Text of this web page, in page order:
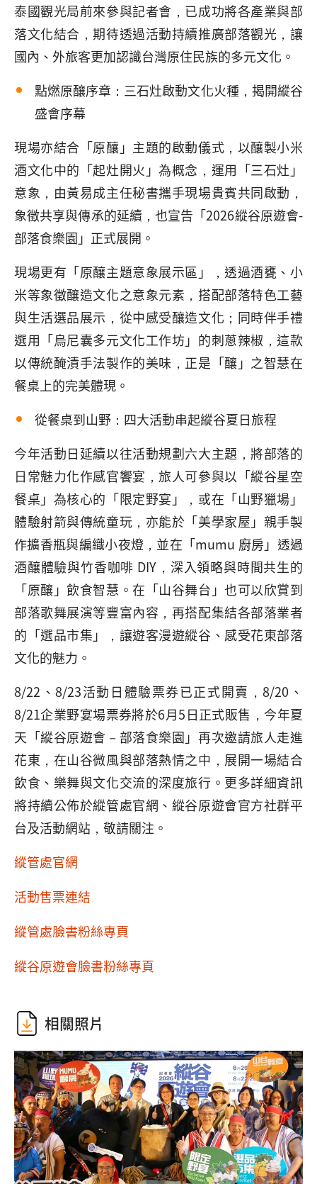
泰國觀光局前來參與記者會，已成功將各產業與部
落文化結合，期待透過活動持續推廣部落觀光，讓
國內、外旅客更加認識台灣原住民族的多元文化。
點燃原釀序章：三石灶啟動文化火種，揭開縱谷
盛會序幕
現場亦結合「原釀」主題的啟動儀式，以釀製小米
酒文化中的「起灶開火」為概念，運用「三石灶」
意象，由黃易成主任秘書攜手現場貴賓共同啟動，
象徵共享與傳承的延續，也宣告「2026縱谷原遊會-
部落食樂園」正式展開。
現場更有「原釀主題意象展示區」，透過酒甕、小
米等象徵釀造文化之意象元素，搭配部落特色工藝
與生活選品展示，從中感受釀造文化；同時伴手禮
選用「烏尼囊多元文化工作坊」的刺蔥辣椒，這款
以傳統醃漬手法製作的美味，正是「釀」之智慧在
餐桌上的完美體現。
從餐桌到山野：四大活動串起縱谷夏日旅程
今年活動日延續以往活動規劃六大主題，將部落的
日常魅力化作感官饗宴，旅人可參與以「縱谷星空
餐桌」為核心的「限定野宴」，或在「山野獵場」
體驗射箭與傳統童玩，亦能於「美學家屋」親手製
作擴香瓶與編織小夜燈，並在「mumu 廚房」透過
酒釀體驗與竹香咖啡 DIY，深入領略與時間共生的
「原釀」飲食智慧。在「山谷舞台」也可以欣賞到
部落歌舞展演等豐富內容，再搭配集結各部落業者
的「選品市集」，讓遊客漫遊縱谷、感受花東部落
文化的魅力。
8/22、8/23活動日體驗票券已正式開賣，8/20、
8/21企業野宴場票券將於6月5日正式販售，今年夏
天「縱谷原遊會－部落食樂園」再次邀請旅人走進
花東，在山谷微風與部落熱情之中，展開一場結合
飲食、樂舞與文化交流的深度旅行。更多詳細資訊
將持續公佈於縱管處官網、縱谷原遊會官方社群平
台及活動網站，敬請關注。
縱管處官網
活動售票連結
縱管處臉書粉絲專頁
縱谷原遊會臉書粉絲專頁
相關照片